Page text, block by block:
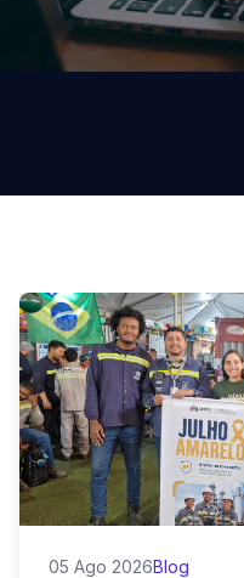
05 Ago 2026Blog